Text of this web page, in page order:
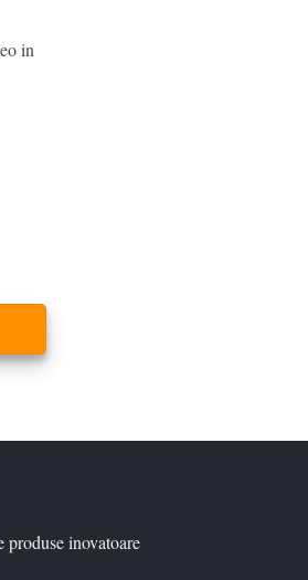
in
produse inovatoare